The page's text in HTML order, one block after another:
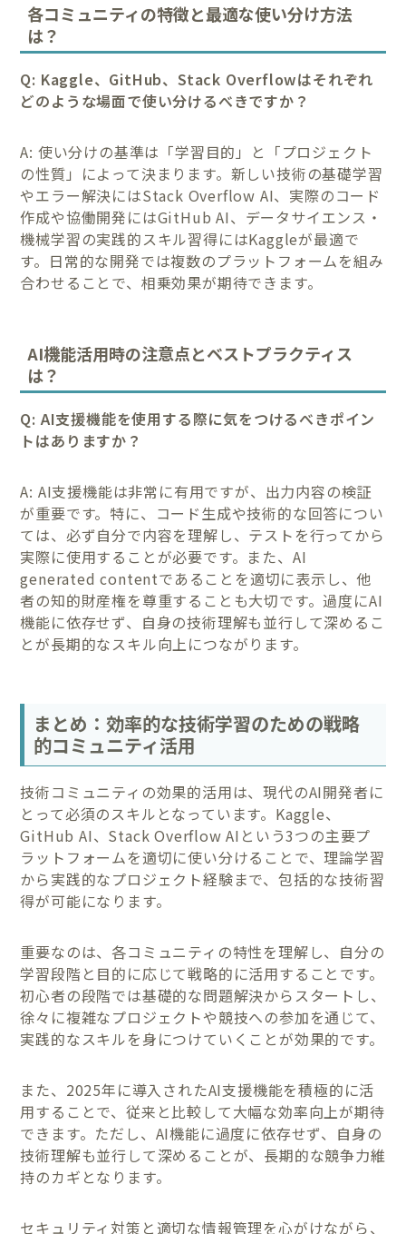
各コミュニティの特徴と最適な使い分け方法
は？
Q: Kaggle、GitHub、Stack Overflowはそれぞれ
どのような場面で使い分けるべきですか？
A: 使い分けの基準は「学習目的」と「プロジェクト
の性質」によって決まります。新しい技術の基礎学習
やエラー解決にはStack Overflow AI、実際のコード
作成や協働開発にはGitHub AI、データサイエンス・
機械学習の実践的スキル習得にはKaggleが最適で
す。日常的な開発では複数のプラットフォームを組み
合わせることで、相乗効果が期待できます。
AI機能活用時の注意点とベストプラクティス
は？
Q: AI支援機能を使用する際に気をつけるべきポイン
トはありますか？
A: AI支援機能は非常に有用ですが、出力内容の検証
が重要です。特に、コード生成や技術的な回答につい
ては、必ず自分で内容を理解し、テストを行ってから
実際に使用することが必要です。また、AI
generated contentであることを適切に表示し、他
者の知的財産権を尊重することも大切です。過度にAI
機能に依存せず、自身の技術理解も並行して深めるこ
とが長期的なスキル向上につながります。
まとめ：効率的な技術学習のための戦略
的コミュニティ活用
技術コミュニティの効果的活用は、現代のAI開発者に
とって必須のスキルとなっています。Kaggle、
GitHub AI、Stack Overflow AIという3つの主要プ
ラットフォームを適切に使い分けることで、理論学習
から実践的なプロジェクト経験まで、包括的な技術習
得が可能になります。
重要なのは、各コミュニティの特性を理解し、自分の
学習段階と目的に応じて戦略的に活用することです。
初心者の段階では基礎的な問題解決からスタートし、
徐々に複雑なプロジェクトや競技への参加を通じて、
実践的なスキルを身につけていくことが効果的です。
また、2025年に導入されたAI支援機能を積極的に活
用することで、従来と比較して大幅な効率向上が期待
できます。ただし、AI機能に過度に依存せず、自身の
技術理解も並行して深めることが、長期的な競争力維
持のカギとなります。
セキュリティ対策と適切な情報管理を心がけながら、